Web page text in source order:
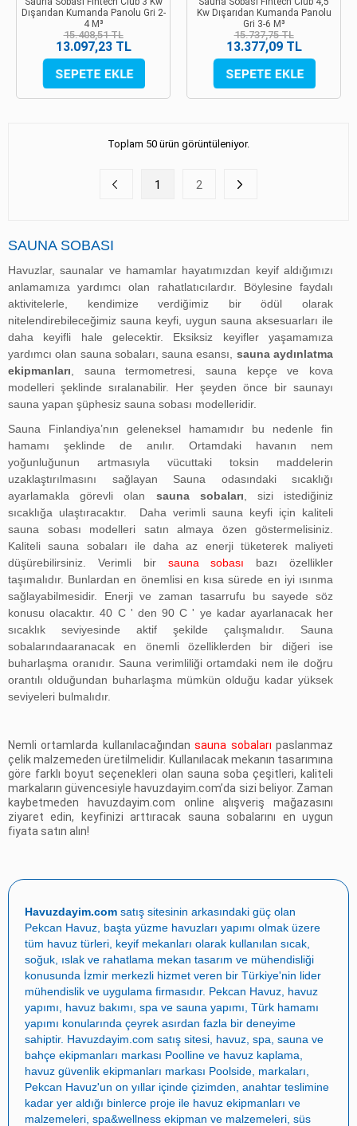
Dışarıdan Kumanda Panolu Gri 2-
4 M³
15.408,51 TL
13.097,23 TL
Kw Dışarıdan Kumanda Panolu
Gri 3-6 M³
15.737,75 TL
13.377,09 TL
Toplam 50 ürün görüntüleniyor.
1 2
SAUNA SOBASI
Havuzlar, saunalar ve hamamlar hayatımızdan keyif aldığımızı
anlamamıza yardımcı olan rahatlatıcılardır. Böylesine faydalı
aktivitelerle, kendimize verdiğimiz bir ödül olarak
nitelendirebileceğimiz sauna keyfi, uygun sauna aksesuarları ile
daha keyifli hale gelecektir. Eksiksiz keyifler yaşamamıza
yardımcı olan sauna sobaları, sauna esansı, sauna aydınlatma
ekipmanları , sauna termometresi, sauna kepçe ve kova
modelleri şeklinde sıralanabilir. Her şeyden önce bir saunayı
sauna yapan şüphesiz sauna sobası modelleridir.
Sauna Finlandiya’nın geleneksel hamamıdır bu nedenle fin
hamamı şeklinde de anılır. Ortamdaki havanın nem
yoğunluğunun artmasıyla vücuttaki toksin maddelerin
uzaklaştırılmasını sağlayan Sauna odasındaki sıcaklığı
ayarlamakla görevli olan sauna sobaları , sizi istediğiniz
sıcaklığa ulaştıracaktır. Daha verimli sauna keyfi için kaliteli
sauna sobası modelleri satın almaya özen göstermelisiniz.
Kalitelisauna sobaları ile daha az enerji tüketerek maliyeti
düşürebilirsiniz. Verimli bir sauna sobası bazı özellikler
taşımalıdır. Bunlardan en önemlisi en kısa sürede en iyi ısınma
sağlayabilmesidir. Enerji ve zaman tasarrufu bu sayede söz
konusu olacaktır. 40 C ' den 90 C ' ye kadar ayarlanacak her
sıcaklık seviyesinde aktif şekilde çalışmalıdır. Sauna
sobalarındaaranacak en önemli özelliklerden bir diğeri ise
buharlaşma oranıdır. Sauna verimliliği ortamdaki nem ile doğru
orantılı olduğundan buharlaşma mümkün olduğu kadar yüksek
seviyeleri bulmalıdır.
Nemli ortamlarda kullanılacağındansauna sobaları paslanmaz
çelik malzemeden üretilmelidir. Kullanılacak mekanın tasarımına
göre farklı boyut seçenekleri olan sauna soba çeşitleri, kaliteli
markaların güvencesiyle havuzdayim.com’da sizi beliyor. Zaman
kaybetmeden
havuzdayim.com online alışveriş mağazasını
ziyaret edin, keyfinizi arttıracak sauna sobalarını en uygun
fiyata satın alın!
Havuzdayim.com satış sitesinin arkasındaki güç olan
Pekcan Havuz , başta yüzme havuzları yapımı olmak üzere
tüm havuz türleri, keyif mekanları olarak kullanılan sıcak,
soğuk, ıslak ve rahatlama mekan tasarım ve mühendisliği
konusunda İzmir merkezli hizmet veren bir Türkiye'nin lider
mühendislik ve uygulama firmasıdır. Pekcan Havuz havuz
yapımı
havuz bakımı spa ve sauna yapımı Türk hamamı
yapımı konularında çeyrek asırdan fazla bir deneyime
sahiptir. Havuzdayim.com satış sitesi, havuz, spa, sauna ve
bahçe ekipmanları markası Poolline ve havuz kaplama,
havuz güvenlik ekipmanları markası Poolside , markaları,
Pekcan Havuz'un on yıllar içinde çizimden, anahtar teslimine
kadar yer aldığı binlerce proje ile havuz ekipmanları ve
malzemeleri spa&wellness ekipman ve malzemeleri süs